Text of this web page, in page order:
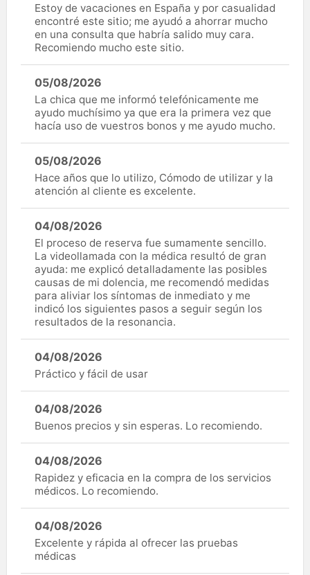
Estoy de vacaciones en España y por casualidad
encontré este sitio; me ayudó a ahorrar mucho
en una consulta que habría salido muy cara.
Recomiendo mucho este sitio.
05/08/2026
La chica que me informó telefónicamente me
ayudo muchísimo ya que era la primera vez que
hacía uso de vuestros bonos y me ayudo mucho.
05/08/2026
Hace años que lo utilizo, Cómodo de utilizar y la
atención al cliente es excelente.
04/08/2026
El proceso de reserva fue sumamente sencillo.
La videollamada con la médica resultó de gran
ayuda: me explicó detalladamente las posibles
causas de mi dolencia, me recomendó medidas
para aliviar los síntomas de inmediato y me
indicó los siguientes pasos a seguir según los
resultados de la resonancia.
04/08/2026
Práctico y fácil de usar
04/08/2026
Buenos precios y sin esperas. Lo recomiendo.
04/08/2026
Rapidez y eficacia en la compra de los servicios
médicos. Lo recomiendo.
04/08/2026
Excelente y rápida al ofrecer las pruebas
médicas